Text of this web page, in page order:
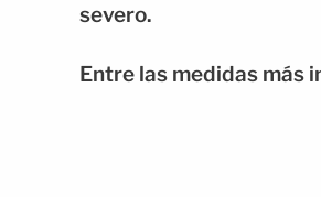
severo.
Entre las medidas más